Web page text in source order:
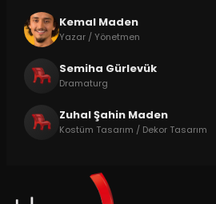
Kemal Maden
Yazar / Yönetmen
Semiha Gürlevük
Dramaturg
Zuhal Şahin Maden
Kostüm Tasarım / Dekor Tasarım